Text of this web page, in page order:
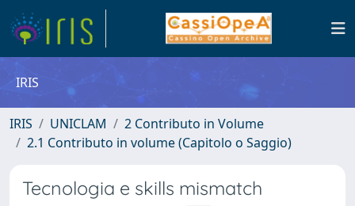
IRIS
IRIS UNICLAM
2 Contributo in Volume
2.1 Contributo in volume (Capitolo o Saggio)
Tecnologia e skills mismatch